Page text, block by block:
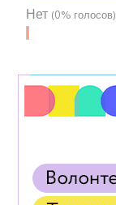
Нет (0% голосов)